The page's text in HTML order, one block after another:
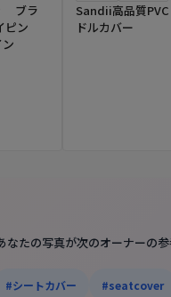
ブラ
ピン
Sandii高品質
ドルカバー
たの写真が次のオーナーの参
#シートカバー #seatcover